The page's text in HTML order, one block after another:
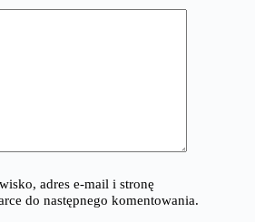
adres e-mail i stronę
do następnego komentowania.